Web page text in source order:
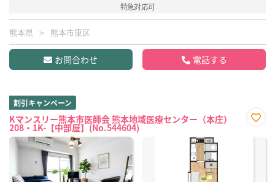
特急対応可
熊本県 熊本市東区
お問合わせ 電話する
割引キャンペーン
Kマンスリー熊本市医師会 熊本地域医療センター（本庄）
208・1K-【中部屋】(No.544604)
に入